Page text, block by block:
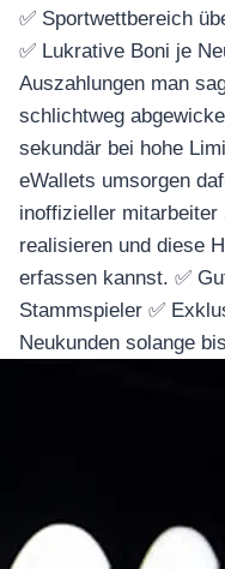
✅ Sportwettbereich
✅ Lukrative Boni je
Auszahlungen man
schlichtweg
sekundär bei hohe
eWallets umsorgen
inoffizieller mitarbeiter
realisieren und diese
erfassen kannst. ✅
Stammspieler ✅
Neukunden solange